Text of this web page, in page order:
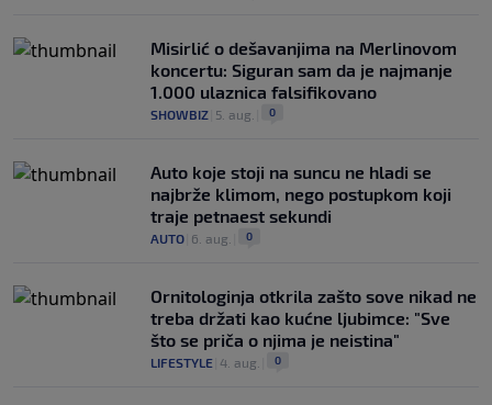
Misirlić o dešavanjima na Merlinovom
koncertu: Siguran sam da je najmanje
1.000 ulaznica falsifikovano
SHOWBIZ 5. aug. 0
Auto koje stoji na suncu ne hladi se
najbrže klimom, nego postupkom koji
traje petnaest sekundi
AUTO 6. aug. 0
Ornitologinja otkrila zašto sove nikad ne
treba držati kao kućne ljubimce: "Sve
što se priča o njima je neistina"
LIFESTYLE 4. aug. 0